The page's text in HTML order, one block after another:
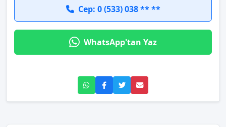
Cep: 0 (533) 038 ** **
WhatsApp'tan Yaz